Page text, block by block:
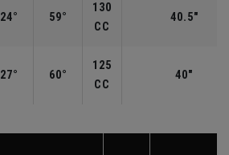
24° 59°
130
CC
40.5"
27° 60°
125
CC
40"